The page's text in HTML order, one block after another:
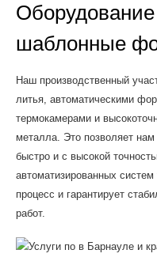
шаблонные
Наш производственный
литья, автоматическими
термокамерами и
металла. Это позволяет
быстро и с высокой
автоматизированных
процесс и гарантирует
работ.